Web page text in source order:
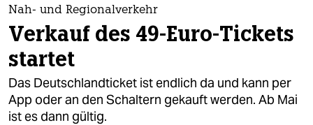
themen
politik
öko
gesellschaft
Nah- und Regionalverkehr
Verkauf des 49-Euro-Tickets
startet
Das Deutschlandticket ist endlich da und kann per
App oder an den Schaltern gekauft werden. Ab Mai
ist es dann gültig.